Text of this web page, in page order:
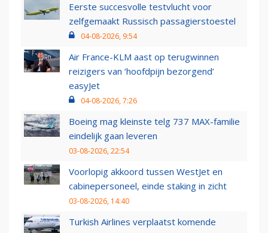
Eerste succesvolle testvlucht voor
zelfgemaakt Russisch passagierstoestel
04-08-2026, 9:54
Air France-KLM aast op terugwinnen
reizigers van ‘hoofdpijn bezorgend’
easyJet
04-08-2026, 7:26
Boeing mag kleinste telg 737 MAX-familie
eindelijk gaan leveren
03-08-2026, 22:54
Voorlopig akkoord tussen WestJet en
cabinepersoneel, einde staking in zicht
03-08-2026, 14:40
Turkish Airlines verplaatst komende